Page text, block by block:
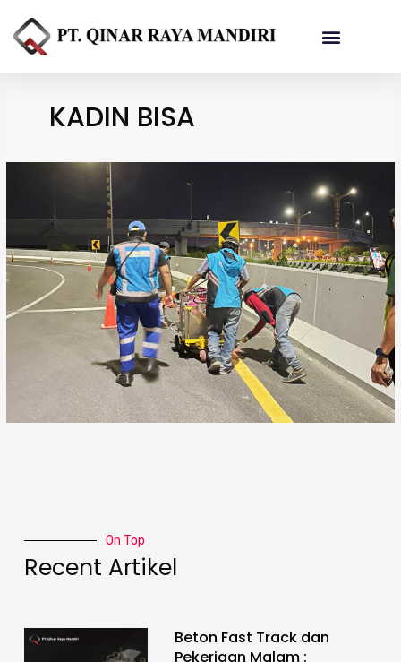
KADIN BISA
On Top
Recent Artikel
Beton Fast Track dan
Pekerjaan Malam :